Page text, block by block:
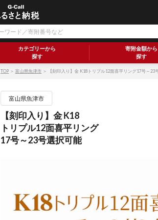
カテゴリーから
探す
寄附金額から
探す
TOP ＞ 富山県魚津市 ＞ 【刻印入り】金 K18トリプル12面喜平リング17号～23
富山県魚津市
【刻印入り】金 K18
トリプル12面喜平リング
17号～23号選択可能